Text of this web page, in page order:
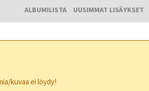
ALBUMILISTA
UUSIMMAT LISÄYKSET
kuvaa ei löydy!